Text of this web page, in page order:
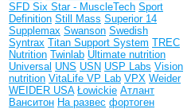
SFD Six Star - MuscleTech Sport
Definition Still Mass Superior 14
Supplemax Swanson Swedish
Syntrax Titan Support System TREC
Nutrition Twinlab Ultimate nutrition
Universal UNS USN USP Labs Vision
nutrition VitaLife VP Lab VPX Weider
WEIDER USA Łowickie Атлант
Ванситон На развес фортоген